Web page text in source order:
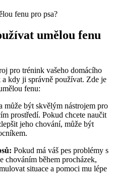
umělou fenu
pro trénink vašeho domácího
kdy ji správně používat. Zde je
fenu:
může být skvělým nástrojem pro
prostředí. Pokud chcete naučit
jeho chování, může být
Pokud má váš pes problémy s
chováním během procházek,
situace a pomoci mu lépe